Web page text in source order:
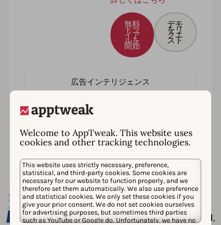
Welcome to AppTweak. This website uses
cookies and other tracking technologies.
This website uses strictly necessary, preference,
statistical, and third-party cookies. Some cookies are
necessary for our website to function properly, and we
therefore set them automatically. We also use preference
and statistical cookies. We only set these cookies if you
give your prior consent. We do not set cookies ourselves
for advertising purposes, but sometimes third parties
such as YouTube or Google do. Unfortunately, we have no
広告インテリジェンス
無料
トラ
イア
ルを
開始
デモ
をリ
クエ
スト